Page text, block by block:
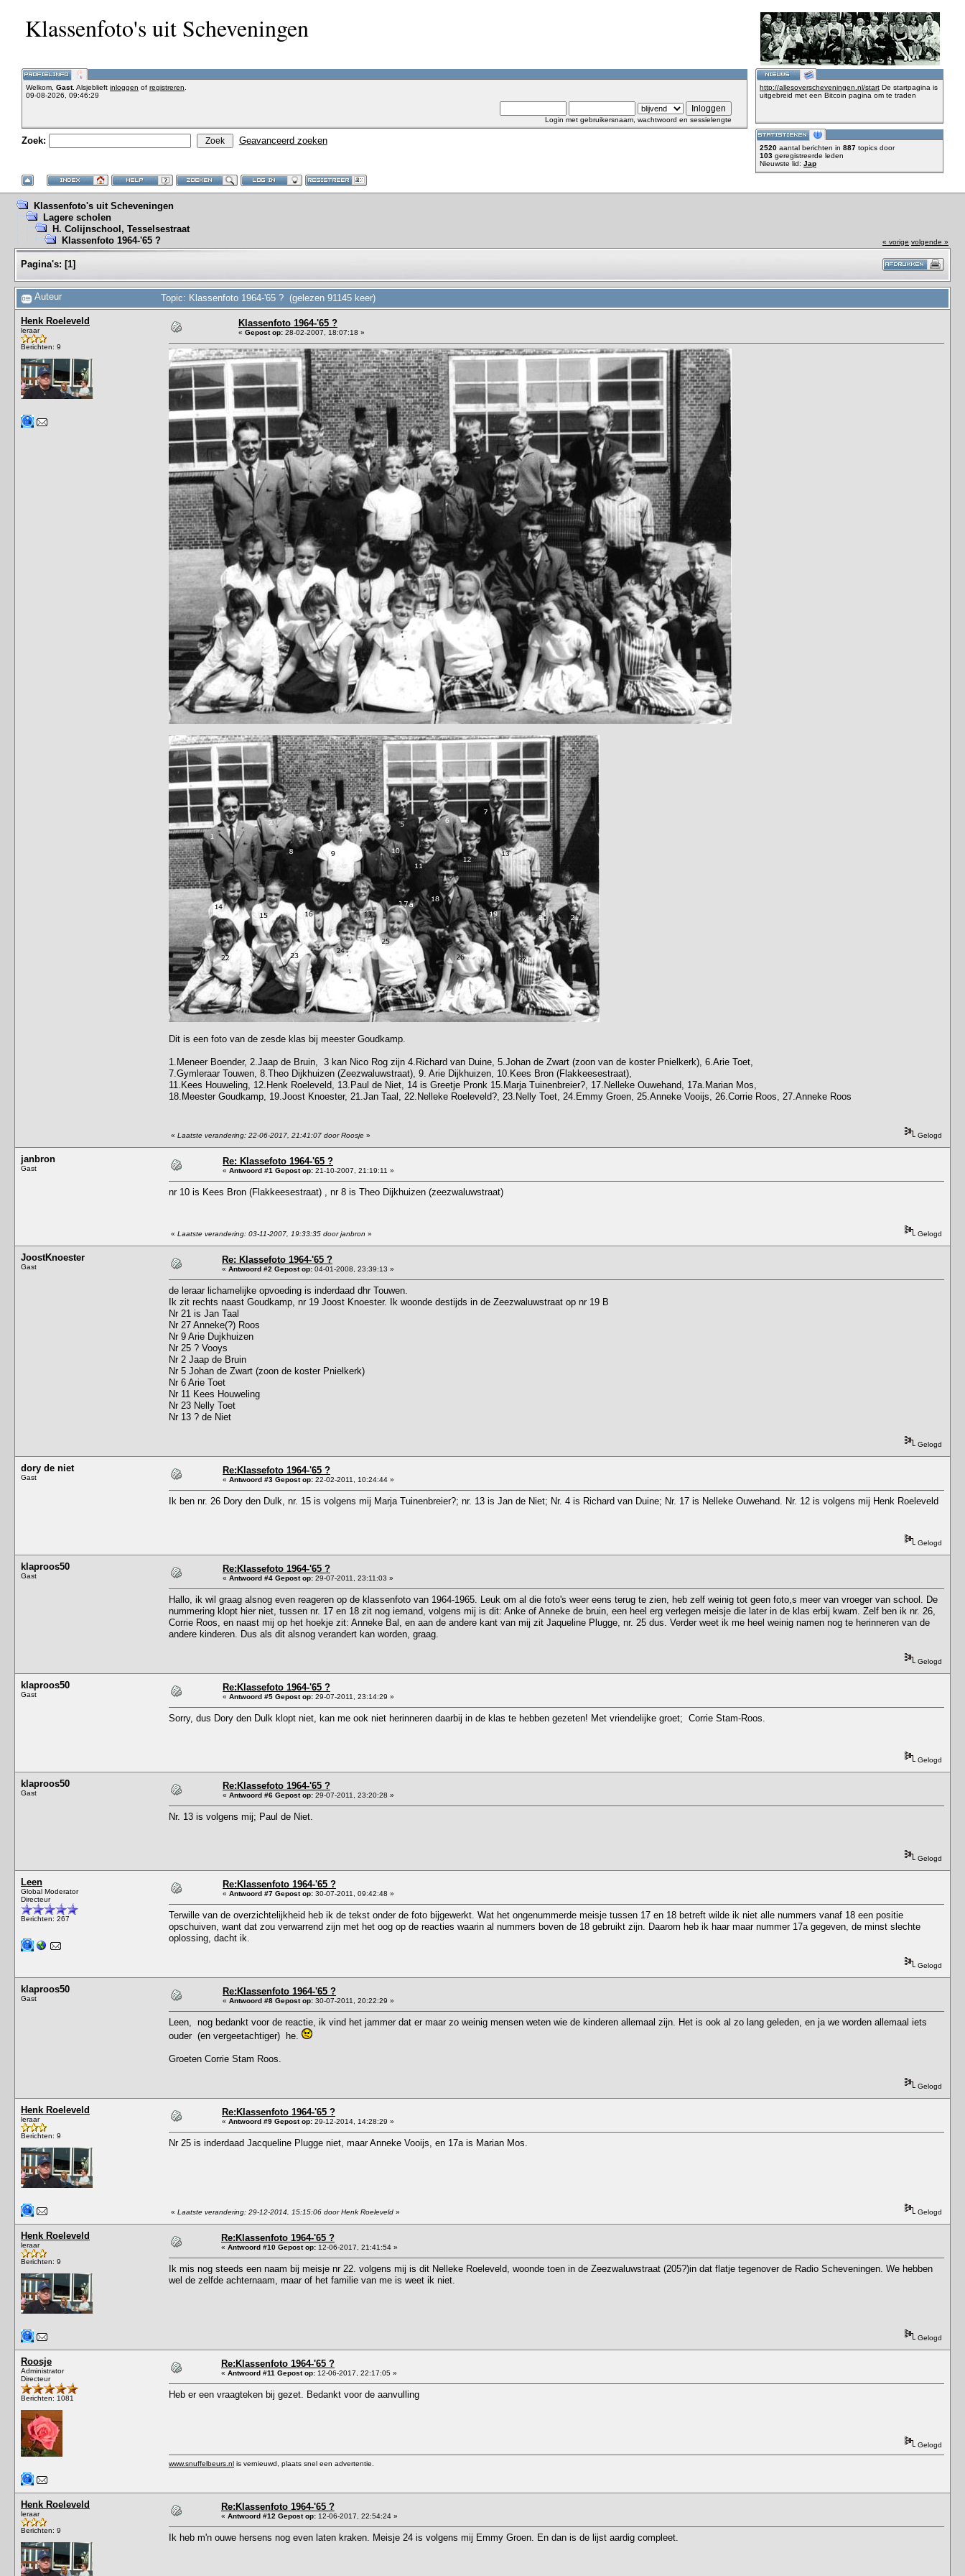
Klassenfoto's uit Scheveningen
Welkom, Gast. Alsjeblieft inloggen of registreren
09-08-2026, 09:46:29
Login met gebruikersnaam, wachtwoord en sessielengte
Zoek: Geavanceerd zoeken
http://allesoverscheveningen.nl/start De startpagina is
uitgebreid met een Bitcoin pagina om te traden
2520 aantal berichten in 887 topics door
103 geregistreerde leden
Nieuwste lid: Jap
Klassenfoto's uit Scheveningen
Lagere scholen
H. Colijnschool, Tesselsestraat
Klassenfoto 1964-'65 ?
« vorige volgende »
Pagina's: [1]
Auteur Topic: Klassenfoto 1964-'65 ? (gelezen 91145 keer)
Henk Roeleveld
leraar
Berichten: 9
Klassenfoto 1964-'65 ?
« Gepost op: 28-02-2007, 18:07:18 »
Dit is een foto van de zesde klas bij meester Goudkamp.
1.Meneer Boender, 2.Jaap de Bruin, 3 kan Nico Rog zijn 4.Richard van Duine, 5.Johan de Zwart (zoon van de koster Pnielkerk), 6.Arie Toet,
7.Gymleraar Touwen, 8.Theo Dijkhuizen (Zeezwaluwstraat), 9. Arie Dijkhuizen, 10.Kees Bron (Flakkeesestraat),
11.Kees Houweling, 12.Henk Roeleveld, 13.Paul de Niet, 14 is Greetje Pronk 15.Marja Tuinenbreier?, 17.Nelleke Ouwehand, 17a.Marian Mos,
18.Meester Goudkamp, 19.Joost Knoester, 21.Jan Taal, 22.Nelleke Roeleveld?, 23.Nelly Toet, 24.Emmy Groen, 25.Anneke Vooijs, 26.Corrie Roos, 27.Anneke Roos
« Laatste verandering: 22-06-2017, 21:41:07 door Roosje » Gelogd
janbron
Gast
Re: Klassefoto 1964-'65 ?
« Antwoord #1 Gepost op: 21-10-2007, 21:19:11 »
nr 10 is Kees Bron (Flakkeesestraat) , nr 8 is Theo Dijkhuizen (zeezwaluwstraat)
« Laatste verandering: 03-11-2007, 19:33:35 door janbron » Gelogd
JoostKnoester
Gast
Re: Klassefoto 1964-'65 ?
« Antwoord #2 Gepost op: 04-01-2008, 23:39:13 »
de leraar lichamelijke opvoeding is inderdaad dhr Touwen.
Ik zit rechts naast Goudkamp, nr 19 Joost Knoester. Ik woonde destijds in de Zeezwaluwstraat op nr 19 B
Nr 21 is Jan Taal
Nr 27 Anneke(?) Roos
Nr 9 Arie Dujkhuizen
Nr 25 ? Vooys
Nr 2 Jaap de Bruin
Nr 5 Johan de Zwart (zoon de koster Pnielkerk)
Nr 6 Arie Toet
Nr 11 Kees Houweling
Nr 23 Nelly Toet
Nr 13 ? de Niet
Gelogd
dory de niet
Gast
Re:Klassefoto 1964-'65 ?
« Antwoord #3 Gepost op: 22-02-2011, 10:24:44 »
Ik ben nr. 26 Dory den Dulk, nr. 15 is volgens mij Marja Tuinenbreier?; nr. 13 is Jan de Niet; Nr. 4 is Richard van Duine; Nr. 17 is Nelleke Ouwehand. Nr. 12 is volgens mij Henk Roeleveld
Gelogd
klaproos50
Gast
Re:Klassefoto 1964-'65 ?
« Antwoord #4 Gepost op: 29-07-2011, 23:11:03 »
Hallo, ik wil graag alsnog even reageren op de klassenfoto van 1964-1965. Leuk om al die foto's weer eens terug te zien, heb zelf weinig tot geen foto,s meer van vroeger van school. De
nummering klopt hier niet, tussen nr. 17 en 18 zit nog iemand, volgens mij is dit: Anke of Anneke de bruin, een heel erg verlegen meisje die later in de klas erbij kwam. Zelf ben ik nr. 26,
Corrie Roos, en naast mij op het hoekje zit: Anneke Bal, en aan de andere kant van mij zit Jaqueline Plugge, nr. 25 dus. Verder weet ik me heel weinig namen nog te herinneren van de
andere kinderen. Dus als dit alsnog verandert kan worden, graag.
Gelogd
klaproos50
Gast
Re:Klassefoto 1964-'65 ?
« Antwoord #5 Gepost op: 29-07-2011, 23:14:29 »
Sorry, dus Dory den Dulk klopt niet, kan me ook niet herinneren daarbij in de klas te hebben gezeten! Met vriendelijke groet; Corrie Stam-Roos.
Gelogd
klaproos50
Gast
Re:Klassefoto 1964-'65 ?
« Antwoord #6 Gepost op: 29-07-2011, 23:20:28 »
Nr. 13 is volgens mij; Paul de Niet.
Gelogd
Leen
Global Moderator
Directeur
Berichten: 267
Re:Klassenfoto 1964-'65 ?
« Antwoord #7 Gepost op: 30-07-2011, 09:42:48 »
Terwille van de overzichtelijkheid heb ik de tekst onder de foto bijgewerkt. Wat het ongenummerde meisje tussen 17 en 18 betreft wilde ik niet alle nummers vanaf 18 een positie
opschuiven, want dat zou verwarrend zijn met het oog op de reacties waarin al nummers boven de 18 gebruikt zijn. Daarom heb ik haar maar nummer 17a gegeven, de minst slechte
oplossing, dacht ik.
Gelogd
klaproos50
Gast
Re:Klassenfoto 1964-'65 ?
« Antwoord #8 Gepost op: 30-07-2011, 20:22:29 »
Leen, nog bedankt voor de reactie, ik vind het jammer dat er maar zo weinig mensen weten wie de kinderen allemaal zijn. Het is ook al zo lang geleden, en ja we worden allemaal iets
ouder (en vergeetachtiger) he.
Groeten Corrie Stam Roos.
Gelogd
Henk Roeleveld
leraar
Berichten: 9
Re:Klassenfoto 1964-'65 ?
« Antwoord #9 Gepost op: 29-12-2014, 14:28:29 »
Nr 25 is inderdaad Jacqueline Plugge niet, maar Anneke Vooijs, en 17a is Marian Mos.
« Laatste verandering: 29-12-2014, 15:15:06 door Henk Roeleveld » Gelogd
Henk Roeleveld
leraar
Berichten: 9
Re:Klassenfoto 1964-'65 ?
« Antwoord #10 Gepost op: 12-06-2017, 21:41:54 »
Ik mis nog steeds een naam bij meisje nr 22. volgens mij is dit Nelleke Roeleveld, woonde toen in de Zeezwaluwstraat (205?)in dat flatje tegenover de Radio Scheveningen. We hebben
wel de zelfde achternaam, maar of het familie van me is weet ik niet.
Gelogd
Roosje
Administrator
Directeur
Berichten: 1081
Re:Klassenfoto 1964-'65 ?
« Antwoord #11 Gepost op: 12-06-2017, 22:17:05 »
Heb er een vraagteken bij gezet. Bedankt voor de aanvulling
Gelogd
www.snuffelbeurs.nl is vernieuwd, plaats snel een advertentie.
Henk Roeleveld
leraar
Berichten: 9
Re:Klassenfoto 1964-'65 ?
« Antwoord #12 Gepost op: 12-06-2017, 22:54:24 »
Ik heb m'n ouwe hersens nog even laten kraken. Meisje 24 is volgens mij Emmy Groen. En dan is de lijst aardig compleet.